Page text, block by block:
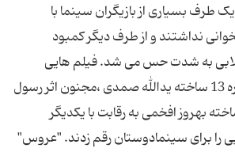
طرف بسیاری از بازیگران سینما با
نداشتند و از طرف دیگر کمبود
به شدت حس می شد. فیلم هایی
همچون آپارتمان شماره 13 ساخته یدالله صمدی ،مجنون اثر رسول
بهروز افخمی به رقابت با یکدیگر
را برای سینمادوستان رقم زدند. "عروس"